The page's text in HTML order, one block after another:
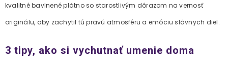
kvalitné bavlnené plátno so starostlivým dôrazom na vernosť
originálu, aby zachytil tú pravú atmosféru a emóciu slávnych diel.
3 tipy, ako si vychutnať umenie doma